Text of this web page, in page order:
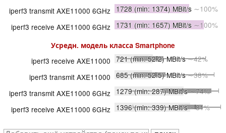
iperf3 transmit AXE11000 6GHz
1728 (min: 1374) MBit/s ∼100%
iperf3 receive AXE11000 6GHz
1731 (min: 1657) MBit/s ∼100%
Усредн. модель класса Smartphone
iperf3 receive AXE11000 721(min: 52.2)MBit/s∼42%
iperf3 transmit AXE11000 685(min: 52.5)MBit/s∼38%
iperf3 transmit AXE11000 6GHz
1279(min: 287)MBit/s∼74%
iperf3 receive AXE11000 6GHz
1396(min: 339)MBit/s∼81%